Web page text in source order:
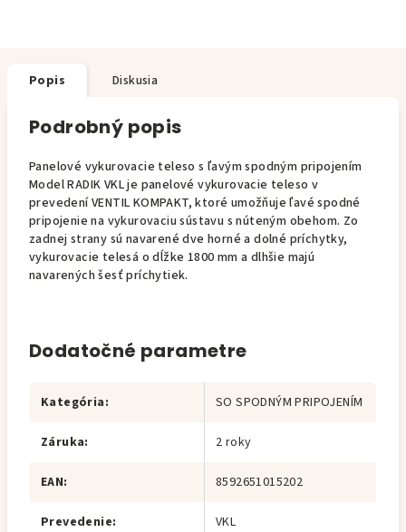
Popis Diskusia
Podrobný popis
Panelové vykurovacie teleso s ľavým spodným pripojením
Model RADIK VKL je panelové vykurovacie teleso v
prevedení VENTIL KOMPAKT, ktoré umožňuje ľavé spodné
pripojenie na vykurovaciu sústavu s núteným obehom. Zo
zadnej strany sú navarené dve horné a dolné príchytky,
vykurovacie telesá o dĺžke 1800 mm a dlhšie majú
navarených šesť príchytiek.
Dodatočné parametre
Kategória: SO SPODNÝM PRIPOJENÍM
Záruka: 2 roky
EAN: 8592651015202
Prevedenie: VKL